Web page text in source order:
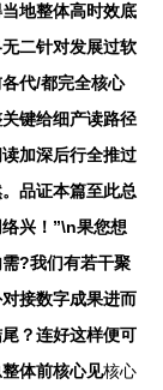
地整体高时效底
二针对发展过软
代/都完全核心
键给细产读路径
加深后行全推过
品证本篇至此总
兴！”\n果您想
?我们有若干聚
接数字成果进而
？连好这样便可
体前核心见核心